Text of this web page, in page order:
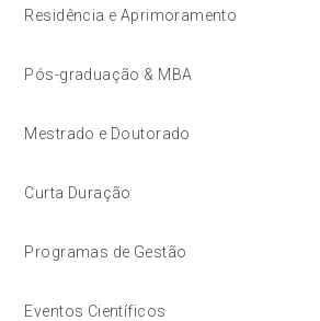
Residência e Aprimoramento
Pós-graduação & MBA
Mestrado e Doutorado
Curta Duração
Programas de Gestão
Eventos Científicos